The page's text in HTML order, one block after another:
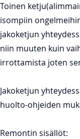
Toinen
isompiin
jakoketjun
niin muuten kuin
irrottamista joten
Jakoketjun
huolto-ohjeiden
Remontin sisällöt: